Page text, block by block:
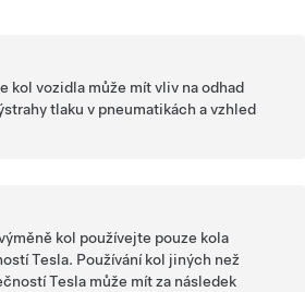
kol vozidla může mít vliv na odhad
tlaku v pneumatikách a vzhled
kol používejte pouze kola
Tesla. Používání kol jiných než
Tesla může mít za následek